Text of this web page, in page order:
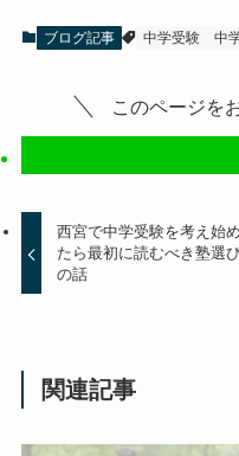
ブログ記事 中学受験 中
このページを
西宮で中学受験を考え始め
たら最初に読むべき塾選
の話
関連記事